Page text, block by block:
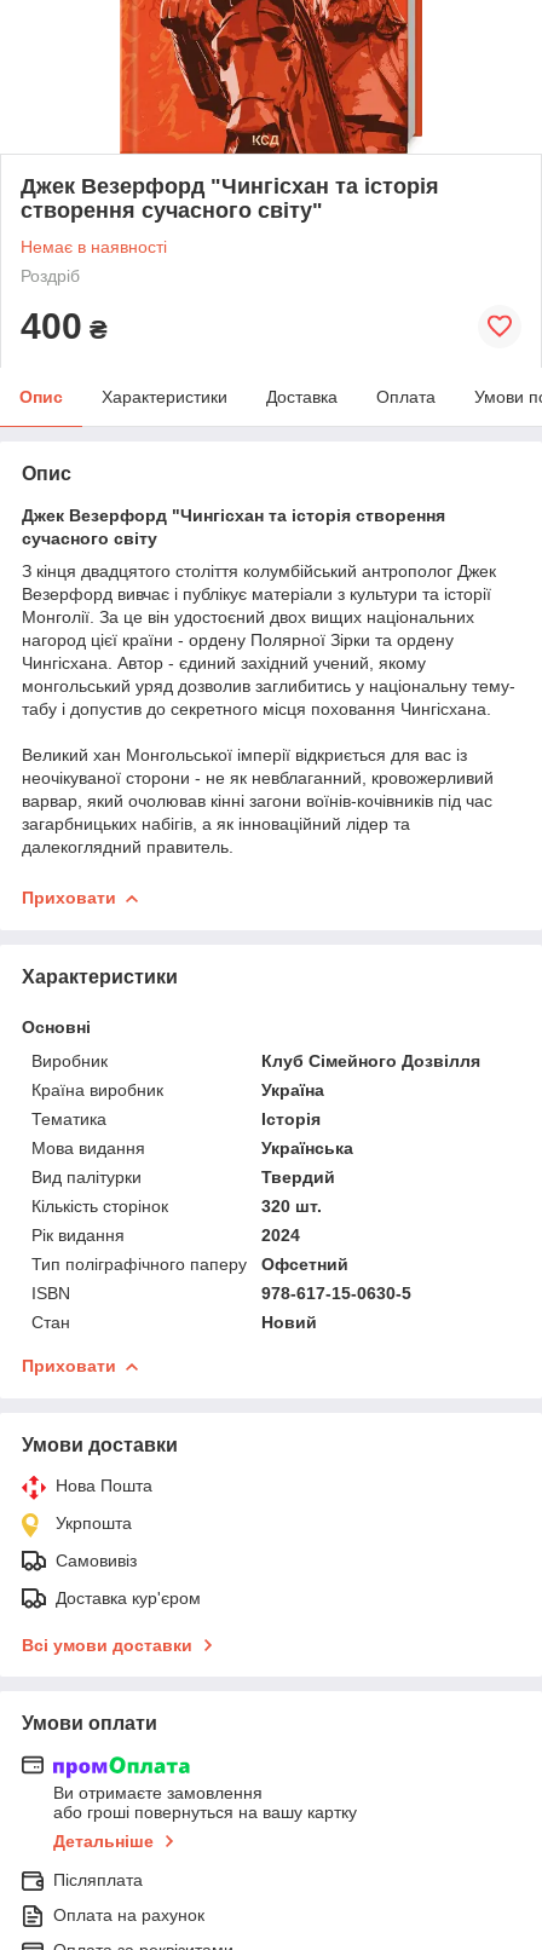
Джек Везерфорд "Чингісхан та історія
створення сучасного світу"
Немає в наявності
Роздріб
400 ₴
Опис Характеристики Доставка Оплата Умови
Опис
Джек Везерфорд "Чингісхан та історія створення
сучасного світу
З кінця двадцятого століття колумбійський антрополог Джек
Везерфорд вивчає і публікує матеріали з культури та історії
Монголії. За це він удостоєний двох вищих національних
нагород цієї країни - ордену Полярної Зірки та ордену
Чингісхана. Автор - єдиний західний учений, якому
монгольський уряд дозволив заглибитись у національну тему-
табу і допустив до секретного місця поховання Чингісхана.
Великий хан Монгольської імперії відкриється для вас із
неочікуваної сторони - не як невблаганний, кровожерливий
варвар, який очолював кінні загони воїнів-кочівників під час
загарбницьких набігів, а як інноваційний лідер та
далекоглядний правитель.
Приховати
Характеристики
Основні
Виробник
Клуб Сімейного Дозвілля
Країна виробник
Україна
Тематика
Історія
Мова видання
Українська
Вид палітурки
Твердий
Кількість сторінок
320 шт.
Рік видання
2024
Тип поліграфічного паперу
Офсетний
ISBN
978-617-15-0630-5
Стан
Новий
Приховати
Умови доставки
Нова Пошта
Укрпошта
Самовивіз
Доставка кур'єром
Всі умови доставки
Умови оплати
Ви отримаєте замовлення
або гроші повернуться на вашу картку
Детальніше
Післяплата
Оплата на рахунок